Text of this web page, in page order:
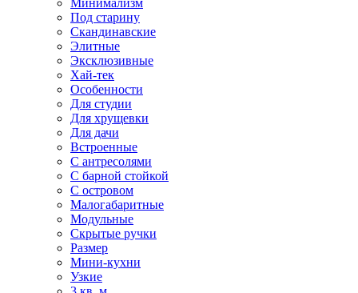
Минимализм
Под старину
Скандинавские
Элитные
Эксклюзивные
Хай-тек
Особенности
Для студии
Для хрущевки
Для дачи
Встроенные
С антресолями
С барной стойкой
С островом
Малогабаритные
Модульные
Скрытые ручки
Размер
Мини-кухни
Узкие